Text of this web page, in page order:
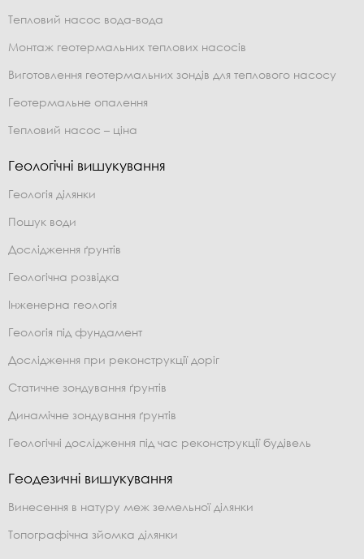
Тепловий насос вода-вода
Монтаж геотермальних теплових насосів
Виготовлення геотермальних зондів для теплового насосу
Геотермальне опалення
Тепловий насос – ціна
Геологічні вишукування
Геологія ділянки
Пошук води
Дослідження ґрунтів
Геологічна розвідка
Інженерна геологія
Геологія під фундамент
Дослідження при реконструкції доріг
Статичне зондування ґрунтів
Динамічне зондування ґрунтів
Геологічні дослідження під час реконструкції будівель
Геодезичні вишукування
Винесення в натуру меж земельної ділянки
Топографічна зйомка ділянки